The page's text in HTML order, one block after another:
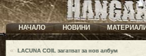
НАЧАЛО НОВИНИ МАТЕРИАЛИ
« LACUNA COIL загатват за нов албум